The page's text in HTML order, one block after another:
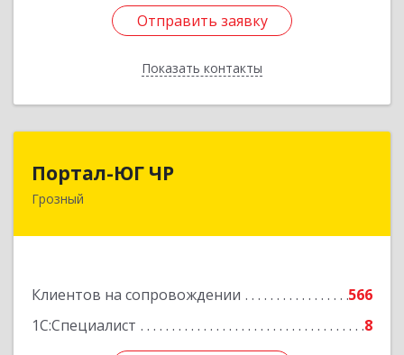
Отправить заявку
Показать контакты
Отправить заявку
Назад
Портал-ЮГ ЧР
Грозный
Клиентов на сопровождении
566
1С:Специалист
8
364906, Чеченская Респ, Грозный г, Путина пр-